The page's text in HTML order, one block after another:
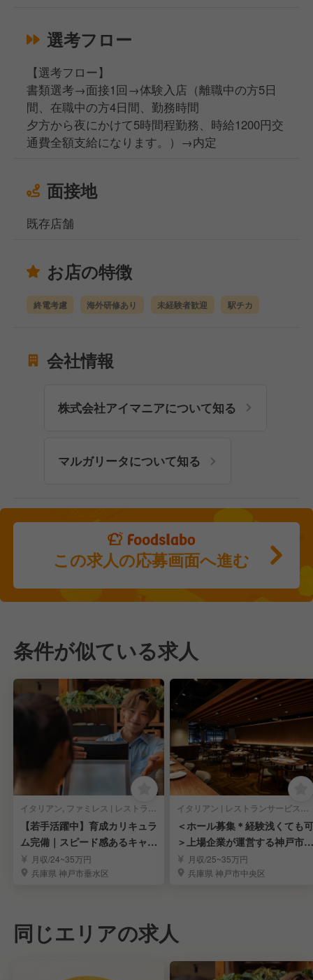
選考フロー
【選考フロー】
書類選考→面接1回→体験入店（離職中の方5日
間、在職中の方4日間、勤務時間
夕方から夜にかけて5時間程勤務、時給1200円交
通費全額支給になります。）→内定
面接地
既存店舗
お店の特徴
終電考慮 海外研修あり 未経験者歓迎 駅チカ
会社情報
株式会社アイマニアについて知る
マルガリータについて知る
この求人の応募画面へ進む
条件が似ている求人
イタリアン, ファミレス | レストランサービス・ホールスタッフ
【若手活躍中】育成カリキュラ
ム完備｜スピード感あるキャリ
アアップを実現
月収/24~35万円
兵庫県 神戸市垂水区
イタリアン | レストランサービス・ホールスタッフ
＜ホール募集＊経験浅くても可
＞上場企業が運営する神戸市内
の人気イタリアン
月収/25~35万円
兵庫県 神戸市中央区
同じエリアの求人